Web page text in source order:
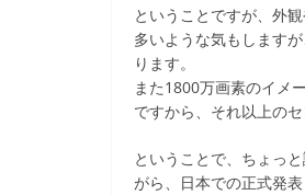
ということですが、外
多いような気もします
ります。
また1800万画素のイメ
ですから、それ以上の
ということで、ちょっ
がら、日本での正式発